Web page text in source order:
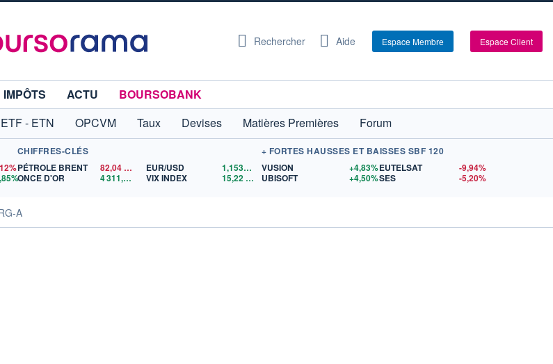
Rechercher Aide Espace Membre Espace Client
IMPÔTS ACTU
BOURSOBANK
ETF - ETN OPCVM Taux Devises Matières Premières
Forum
CHIFFRES-CLÉS
PÉTROLE BRENT
82,04
ONCE D'OR
4 311,36 $US
EUR/USD 1,1531$US
VIX INDEX
15,22
+ FORTES HAUSSES ET BAISSES SBF 120
VUSION
+4,83%
UBISOFT
+4,50%
EUTELSAT
-9,94%
SES
-5,20%
A